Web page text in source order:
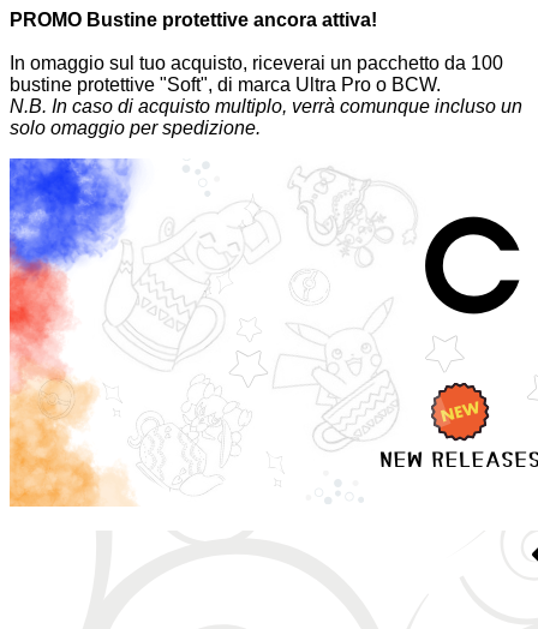
PROMO Bustine protettive ancora attiva!
In omaggio sul tuo acquisto, riceverai un pacchetto da 100
bustine protettive "Soft", di marca Ultra Pro o BCW.
N.B. In caso di acquisto multiplo, verrà comunque incluso un
solo omaggio per spedizione.